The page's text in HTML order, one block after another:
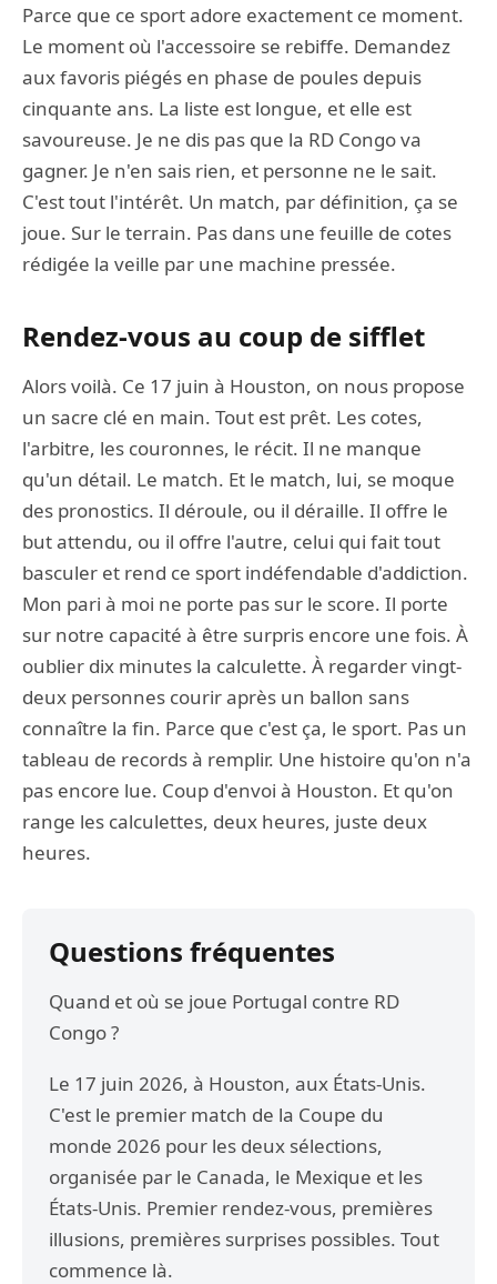
Parce que ce sport adore exactement ce moment.
Le moment où l'accessoire se rebiffe. Demandez
aux favoris piégés en phase de poules depuis
cinquante ans. La liste est longue, et elle est
savoureuse. Je ne dis pas que la RD Congo va
gagner. Je n'en sais rien, et personne ne le sait.
C'est tout l'intérêt. Un match, par définition, ça se
joue. Sur le terrain. Pas dans une feuille de cotes
rédigée la veille par une machine pressée.
Rendez-vous au coup de sifflet
Alors voilà. Ce 17 juin à Houston, on nous propose
un sacre clé en main. Tout est prêt. Les cotes,
l'arbitre, les couronnes, le récit. Il ne manque
qu'un détail. Le match. Et le match, lui, se moque
des pronostics. Il déroule, ou il déraille. Il offre le
but attendu, ou il offre l'autre, celui qui fait tout
basculer et rend ce sport indéfendable d'addiction.
Mon pari à moi ne porte pas sur le score. Il porte
sur notre capacité à être surpris encore une fois. À
oublier dix minutes la calculette. À regarder vingt-
deux personnes courir après un ballon sans
connaître la fin. Parce que c'est ça, le sport. Pas un
tableau de records à remplir. Une histoire qu'on n'a
pas encore lue. Coup d'envoi à Houston. Et qu'on
range les calculettes, deux heures, juste deux
heures.
Questions fréquentes
Quand et où se joue Portugal contre RD
Congo ?
Le 17 juin 2026, à Houston, aux États-Unis.
C'est le premier match de la Coupe du
monde 2026 pour les deux sélections,
organisée par le Canada, le Mexique et les
États-Unis. Premier rendez-vous, premières
illusions, premières surprises possibles. Tout
commence là.